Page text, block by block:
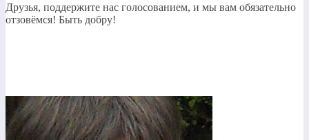
Друзья, поддержите нас голосованием, и мы вам обязательно
отзовёмся! Быть добру!